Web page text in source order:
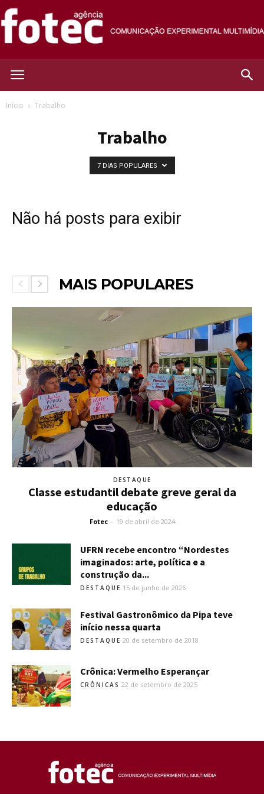
Fotec
Início Trabalho
Trabalho
7 DIAS POPULARES
Não há posts para exibir
MAIS POPULARES
DESTAQUE
Classe estudantil debate greve geral da
educação
Fotec - 19 de abril de 2024
UFRN recebe encontro “Nordestes
imaginados: arte, política e a
construção da...
DESTAQUE 15 de junho de 2026
Festival Gastronômico da Pipa teve
início nessa quarta
DESTAQUE 20 de setembro de 2018
Crônica: Vermelho Esperançar
CRÔNICAS 22 de setembro de 2025